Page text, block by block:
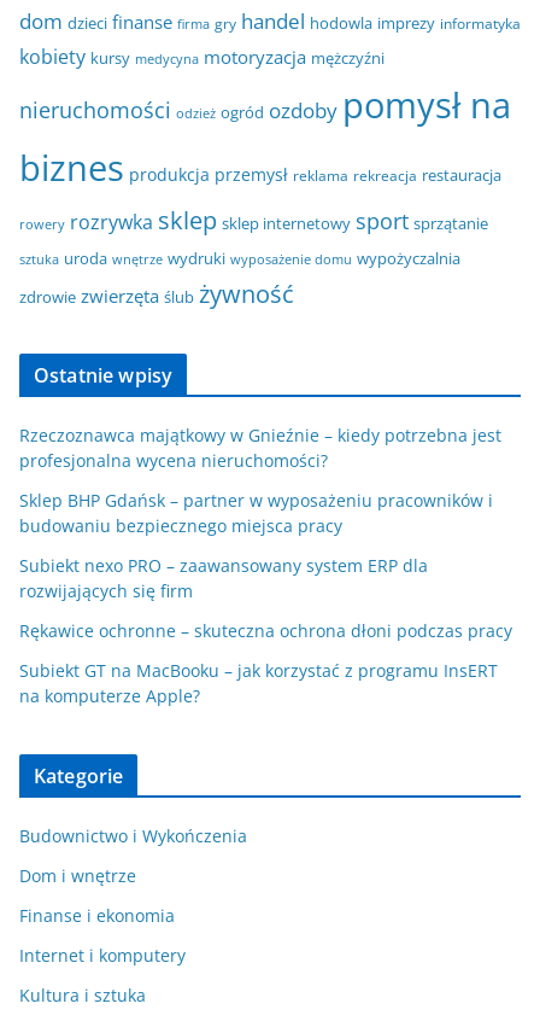
dom dzieci finanse firma gry handel hodowla imprezy informatyka
kobiety kursy medycyna motoryzacja mężczyźni
nieruchomości odzież ogród ozdoby pomysł na
biznes produkcja przemysł reklama rekreacja restauracja
rowery rozrywka sklep sklep internetowy sport sprzątanie
sztuka uroda wnętrze wydruki wyposażenie domu wypożyczalnia
zdrowie zwierzęta ślub żywność
Ostatnie wpisy
Rzeczoznawca majątkowy w Gnieźnie – kiedy potrzebna jest
profesjonalna wycena nieruchomości?
Sklep BHP Gdańsk – partner w wyposażeniu pracowników i
budowaniu bezpiecznego miejsca pracy
Subiekt nexo PRO – zaawansowany system ERP dla
rozwijających się firm
Rękawice ochronne – skuteczna ochrona dłoni podczas pracy
Subiekt GT na MacBooku – jak korzystać z programu InsERT
na komputerze Apple?
Kategorie
Budownictwo i Wykończenia
Dom i wnętrze
Finanse i ekonomia
Internet i komputery
Kultura i sztuka